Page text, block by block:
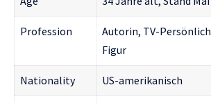
Profession
Autorin, TV-
Figur
Nationality US-amerikanisch